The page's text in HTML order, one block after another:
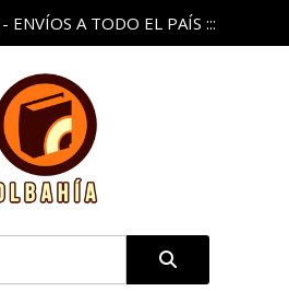
ENVÍOS A TODO EL PAÍS :::